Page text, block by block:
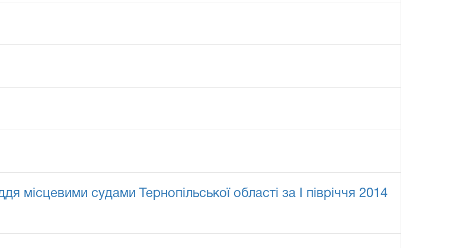
місцевими судами Тернопільської області за І півріччя 2014